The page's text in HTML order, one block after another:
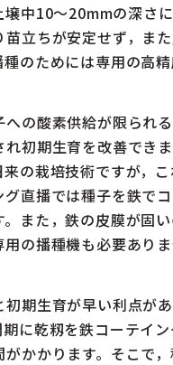
壌中10～20mmの深さ
苗立ちが安定せず，ま
のためには専用の高精
の酸素供給が限られ
初期生育を改善でき
来の栽培技術ですが，
グ直播では種子を鉄で
また，鉄の皮膜が固
の播種機も必要ありま
期生育が早い利点が
期に乾籾を鉄コーテイ
かかります。そこで